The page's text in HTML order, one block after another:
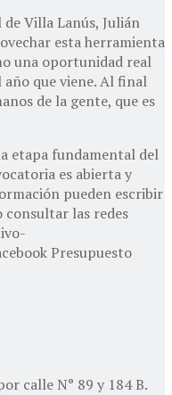
Villa Lanús, Julián
esta herramienta
una oportunidad real
año que viene. Al final
de la gente, que es
etapa fundamental del
es abierta y
pueden escribir
consultar las redes
Presupuesto
calle N° 89 y 184 B.